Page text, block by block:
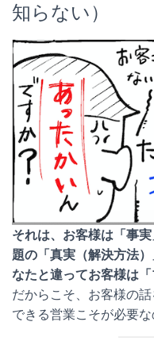
知らない）
それは、お客様は「事
題の「真実（解決方法
なたと違ってお客様は「
だからこそ、お客様の
できる営業こそが必要な